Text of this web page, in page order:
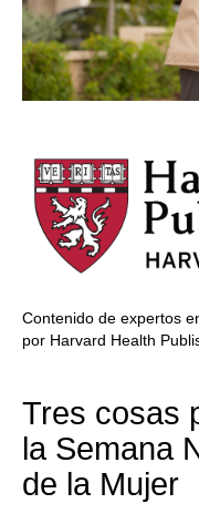
Contenido de expertos
por Harvard Health
Tres cosas
la Semana
de la Mujer